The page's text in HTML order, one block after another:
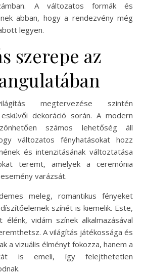
A változatos formák és
abban, hogy a rendezvény még
legyen.
szerepe az
megtervezése szintén
dekoráció során. A modern
számos lehetőség áll
változatos fényhatásokat hozz
és intenzitásának változtatása
teremt, amelyek a ceremónia
varázsát.
meleg, romantikus fényeket
színét is kiemelik. Este,
vidám színek alkalmazásával
A világítás játékossága és
a vizuális élményt fokozza, hanem a
is emeli, így felejthetetlen